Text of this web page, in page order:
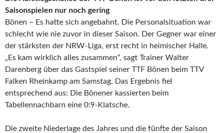
Saisonspielen nur noch gering
Bönen – Es hatte sich angebahnt. Die Personalsituation war
schlecht wie nie zuvor in dieser Saison. Der Gegner war einer
der stärksten der NRW-Liga, erst recht in heimischer Halle.
„Es kam wirklich alles zusammen“, sagt Trainer Walter
Darenberg über das Gastspiel seiner TTF Bönen beim TTV
Falken Rheinkamp am Samstag. Das Ergebnis fiel
entsprechend aus: Die Bönener kassierten beim
Tabellennachbarn eine 0:9-Klatsche.
Die zweite Niederlage des Jahres und die fünfte der Saison